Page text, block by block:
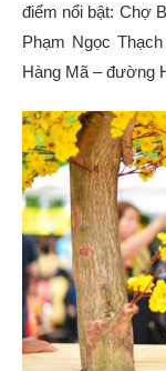
điểm nổi bật: Chợ
Phạm Ngọc
Hàng Mã – đường